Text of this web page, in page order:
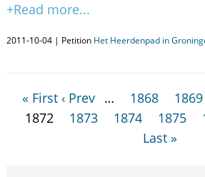
+Read more...
2011-10-04 | Petition Het Heerdenpad in
« First ‹ Prev … 1868 1869
1872
1873 1874 1875
Last »